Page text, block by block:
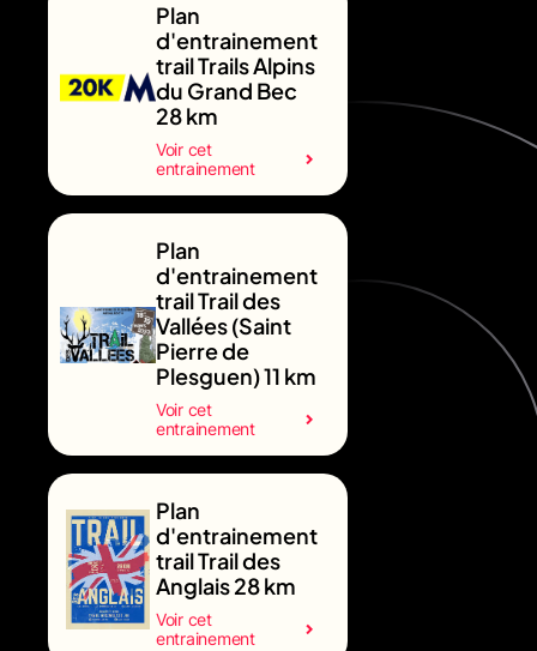
Plan
d'entrainement
trail Trails Alpins
du Grand Bec
28 km
Voir cet
entrainement
Plan
d'entrainement
trail Trail des
Vallées (Saint
Pierre de
Plesguen) 11 km
Voir cet
entrainement
Plan
d'entrainement
trail Trail des
Anglais 28 km
Voir cet
entrainement